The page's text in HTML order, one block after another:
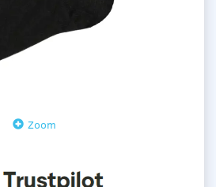
Zoom